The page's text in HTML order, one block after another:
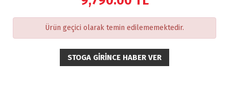
Ürün geçici olarak temin edilememektedir.
STOGA GIRINCE HABER VER